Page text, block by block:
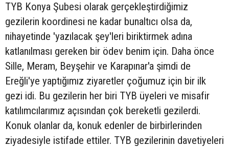
TYB Konya Şubesi olarak gerçekleştirdiğimiz
gezilerin koordinesi ne kadar bunaltıcı olsa da,
nihayetinde 'yazılacak şey'leri biriktirmek adına
katlanılması gereken bir ödev benim için. Daha önce
Sille, Meram, Beyşehir ve Karapınar'a şimdi de
Ereğli'ye yaptığımız ziyaretler çoğumuz için bir ilk
gezi idi. Bu gezilerin her biri TYB üyeleri ve misafir
katılımcılarımız açısından çok bereketli gezilerdi.
Konuk olanlar da, konuk edenler de birbirlerinden
ziyadesiyle istifade ettiler. TYB gezilerinin davetiyeleri